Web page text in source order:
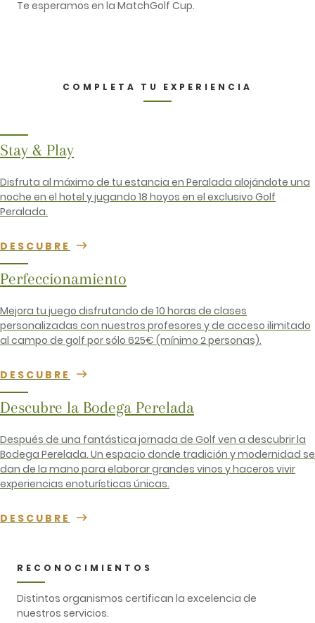
Te esperamos en la MatchGolf Cup.
COMPLETA TU EXPERIENCIA
Stay & Play
Disfruta al máximo de tu estancia en Peralada alojándote una
noche en el hotel y jugando 18 hoyos en el exclusivo Golf
Peralada.
DESCUBRE
Perfeccionamiento
Mejora tu juego disfrutando de 10 horas de clases
personalizadas con nuestros profesores y de acceso ilimitado
al campo de golf por sólo 625€ (mínimo 2 personas).
DESCUBRE
Descubre la Bodega Perelada
Después de una fantástica jornada de Golf ven a descubrir la
Bodega Perelada. Un espacio donde tradición y modernidad se
dan de la mano para elaborar grandes vinos y haceros vivir
experiencias enoturísticas únicas.
DESCUBRE
RECONOCIMIENTOS
Distintos organismos certifican la excelencia de
nuestros servicios.